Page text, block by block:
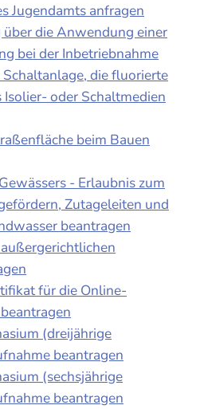
Jugendamts anfragen
die Anwendung einer
bei der Inbetriebnahme
die fluorierte
Isolier- oder Schaltmedien
beim Bauen
- Erlaubnis zum
Zutageleiten und
beantragen
für die Online-
(dreijährige
beantragen
(sechsjährige
beantragen